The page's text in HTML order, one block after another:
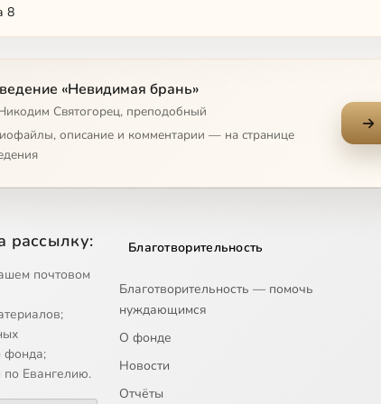
8
10
11
14
16
17
«Невидимая брань»
Святогорец, преподобный
описание и комментарии — на странице
рассылку:
почтовом
фонда;
Евангелию.
Благотворительность
Благотворительность — помочь
нуждающимся
О фонде
Новости
Отчёты